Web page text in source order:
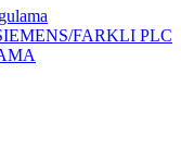
FARKLI PLC